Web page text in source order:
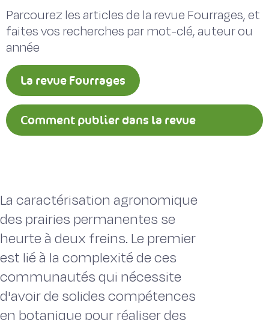
Parcourez les articles de la revue Fourrages, et
faites vos recherches par mot-clé, auteur ou
année
La revue Fourrages
Comment publier dans la revue
La caractérisation agronomique
des prairies permanentes se
heurte à deux freins. Le premier
est lié à la complexité de ces
communautés qui nécessite
d'avoir de solides compétences
en botanique pour réaliser des